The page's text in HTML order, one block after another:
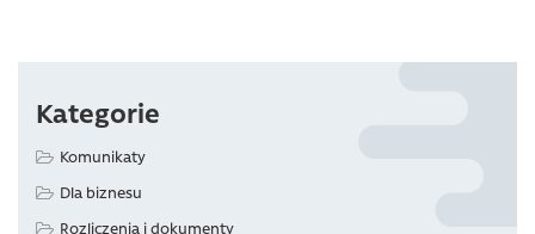
Kategorie
Komunikaty
Dla biznesu
Rozliczenia i dokumenty